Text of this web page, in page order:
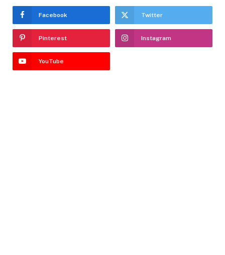
Facebook Twitter
Pinterest Instagram
YouTube